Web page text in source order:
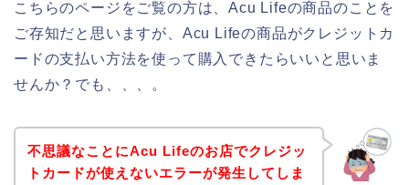
こちらのページをご覧の方は、Acu Lifeの商品のことを
ご存知だと思いますが、Acu Lifeの商品がクレジットカ
ードの支払い方法を使って購入できたらいいと思いま
せんか？でも、、、。
不思議なことにAcu Lifeのお店でクレジッ
トカードが使えないエラーが発生してしま